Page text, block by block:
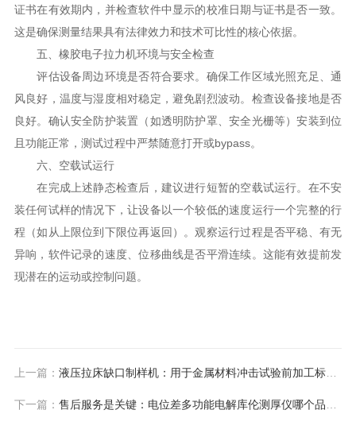
证书在有效期内，并检查软件中显示的校准日期与证书是否一致。
这是确保测量结果具有法律效力和技术可比性的核心依据。
五、橡胶电子拉力机环境与安全检查
评估设备周边环境是否符合要求。确保工作区域光照充足、通
风良好，温度与湿度相对稳定，避免剧烈波动。检查设备接地是否
良好。确认安全防护装置（如透明防护罩、安全光栅等）安装到位
且功能正常，测试过程中严禁随意打开或bypass。
六、空载试运行
在完成上述静态检查后，建议进行短暂的空载试运行。在不安
装任何试样的情况下，让设备以一个较低的速度运行一个完整的行
程（如从上限位到下限位再返回）。观察运行过程是否平稳、有无
异响，软件记录的速度、位移曲线是否平滑连续。这能有效提前发
现潜在的运动或控制问题。
上一篇： 液压拉床缺口制样机：用于金属材料冲击试验前加工标准缺口试样的制样设备
下一篇： 售后服务是关键：电位差多功能电解库伦测厚仪哪个品牌更贴心？